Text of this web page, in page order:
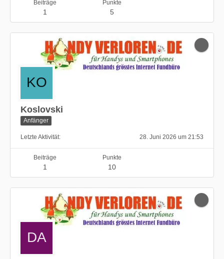
Beiträge
1
Punkte
5
Koslovski
Anfänger
Letzte Aktivität 28. Juni 2026 um 21:53
Beiträge
1
Punkte
10